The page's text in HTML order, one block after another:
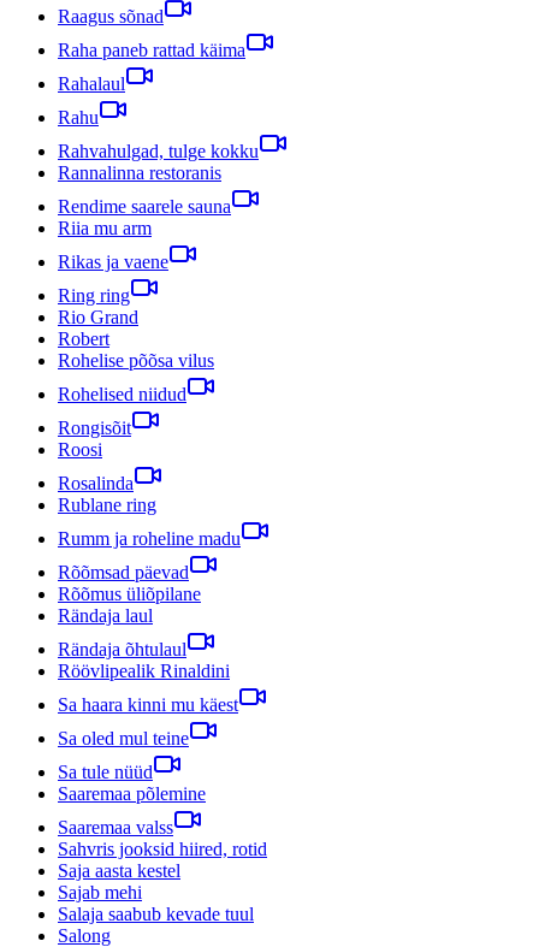
Raagus sõnad
Raha paneb rattad käima
Rahalaul
Rahu
Rahvahulgad, tulge kokku
Rannalinna restoranis
Rendime saarele sauna
Riia mu arm
Rikas ja vaene
Ring ring
Rio Grand
Robert
Rohelise põõsa vilus
Rohelised niidud
Rongisõit
Roosi
Rosalinda
Rublane ring
Rumm ja roheline madu
Rõõmsad päevad
Rõõmus üliõpilane
Rändaja laul
Rändaja õhtulaul
Röövlipealik Rinaldini
Sa haara kinni mu käest
Sa oled mul teine
Sa tule nüüd
Saaremaa põlemine
Saaremaa valss
Sahvris jooksid hiired, rotid
Saja aasta kestel
Sajab mehi
Salaja saabub kevade tuul
Salong